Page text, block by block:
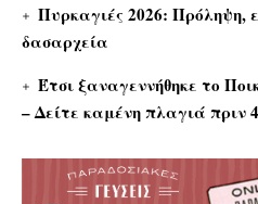
Πυρκαγιές 2026: Πρόληψη,
δασαρχεία
Έτσι ξαναγεννήθηκε το
– Δείτε καμένη πλαγιά πριν